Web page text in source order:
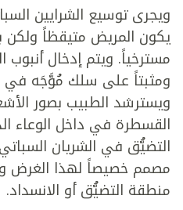
ويجرى توسيع الشرايين
يكون المريض متيقظاً ولكن
مسترخياً. ويتم إدخال أنبوب
ومثبتاً على سلك مُوَّجَه في
ويسترشد الطبيب بصور
القسطرة في داخل الوعاء
التضيُّق في الشريان
مصمم خصيصاً لهذا الغرض
منطقة التضيُّق أو الانسداد.